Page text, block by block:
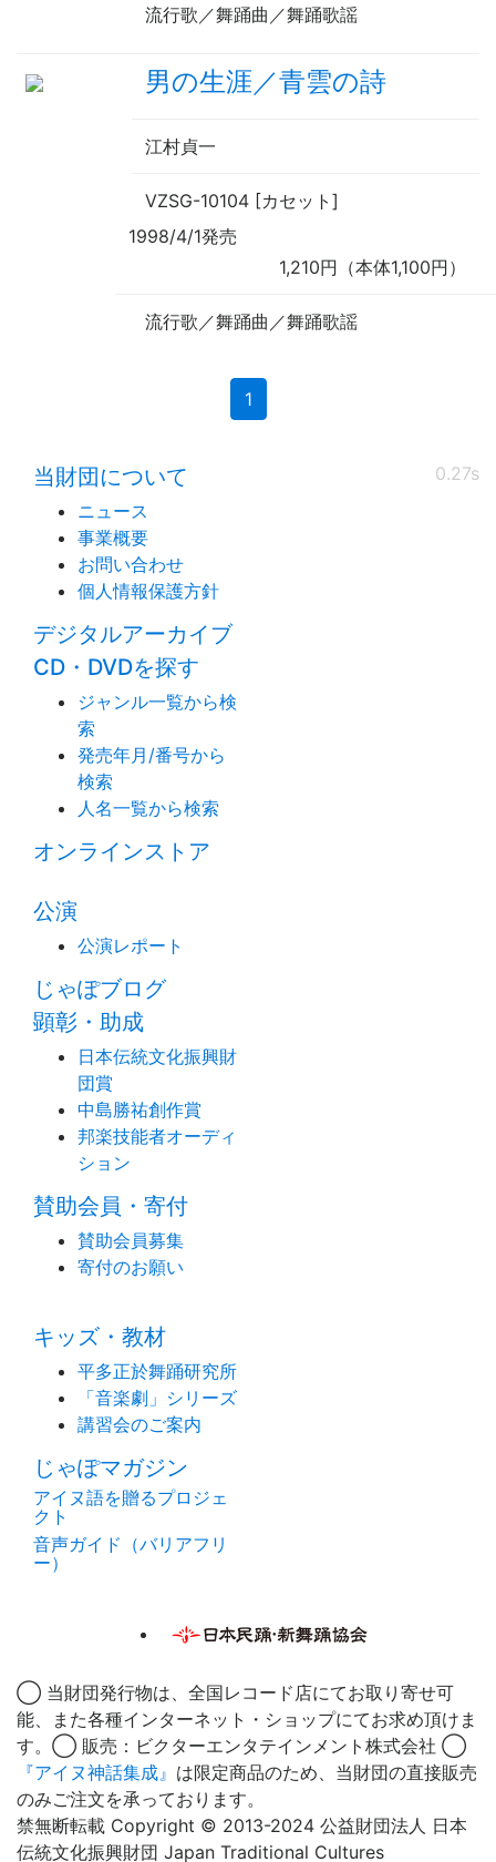
流行歌／舞踊曲／舞踊歌謡
男の生涯／青雲の詩
江村貞一
VZSG-10104 [カセット]
1998/4/1発売
1,210円（本体1,100円）
流行歌／舞踊曲／舞踊歌謡
1(current)
0.27s
当財団について
ニュース
事業概要
お問い合わせ
個人情報保護方針
デジタルアーカイブ
CD・DVDを探す
ジャンル一覧から検
索
発売年月/番号から
検索
人名一覧から検索
オンラインストア
公演
公演レポート
じゃぽブログ
顕彰・助成
日本伝統文化振興財
団賞
中島勝祐創作賞
邦楽技能者オーディ
ション
賛助会員・寄付
賛助会員募集
寄付のお願い
キッズ・教材
平多正於舞踊研究所
「音楽劇」シリーズ
講習会のご案内
じゃぽマガジン
アイヌ語を贈るプロジェ
クト
音声ガイド（バリアフリ
ー）
◯ 当財団発行物は、全国レコード店にてお取り寄せ可
能、また各種インターネット・ショップにてお求め頂けま
す。◯ 販売：ビクターエンタテインメント株式会社 ◯
『アイヌ神話集成』 は限定商品のため、当財団の直接販売
のみご注文を承っております。
禁無断転載 Copyright © 2013-2024 公益財団法人 日本
伝統文化振興財団 Japan Traditional Cultures